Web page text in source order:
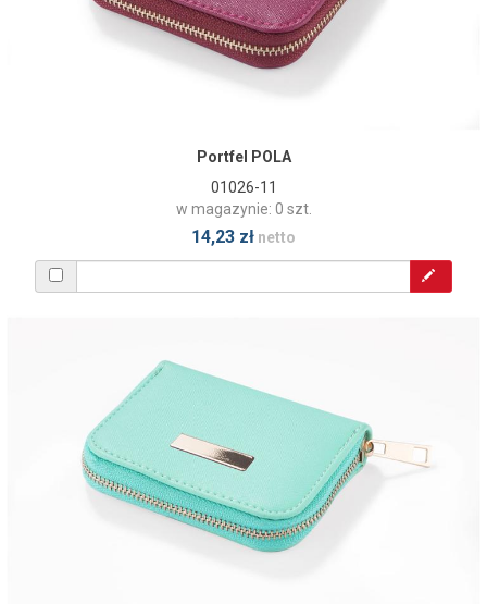
Portfel POLA
01026-11
w magazynie: 0 szt.
14,23 zł netto